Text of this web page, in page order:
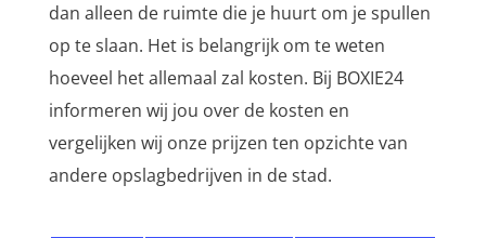
dan alleen de ruimte die je huurt om je spullen
op te slaan. Het is belangrijk om te weten
hoeveel het allemaal zal kosten. Bij BOXIE24
informeren wij jou over de kosten en
vergelijken wij onze prijzen ten opzichte van
andere opslagbedrijven in de stad.